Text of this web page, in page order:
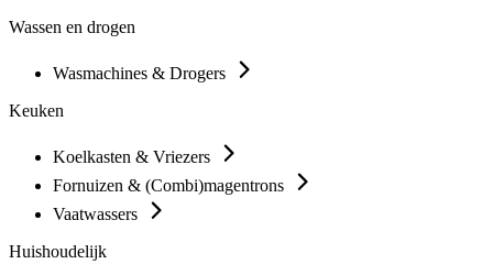
Wassen en drogen
Wasmachines & Drogers
Keuken
Koelkasten & Vriezers
Fornuizen & (Combi)magentrons
Vaatwassers
Huishoudelijk